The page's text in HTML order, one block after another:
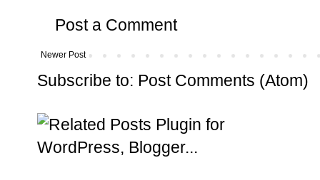
Post a Comment
Newer Post
Subscribe to: Post Comments (Atom)